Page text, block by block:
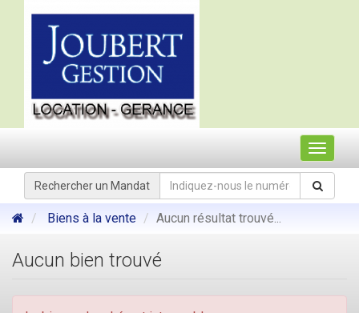
Toggle
Rechercher un Mandat
Biens à la vente Aucun résultat trouvé...
Aucun bien trouvé